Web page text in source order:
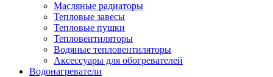
Масляные радиаторы
Тепловые завесы
Тепловые пушки
Тепловентиляторы
Водяные тепловентиляторы
Аксессуары для обогревателей
Водонагреватели